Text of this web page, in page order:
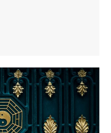
sont les conditions pour réussir